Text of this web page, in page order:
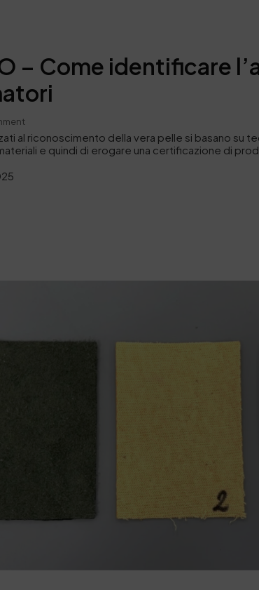
– Come identificare
al riconoscimento della vera pelle si basano su
e quindi di erogare una certificazione di